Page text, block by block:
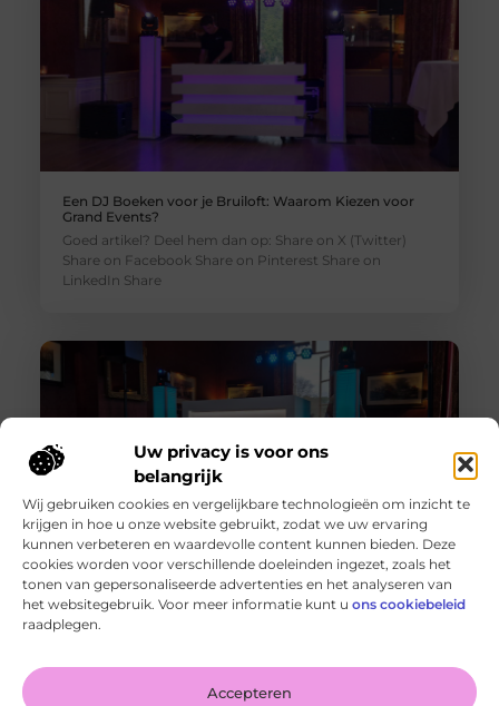
Uw privacy is voor ons
belangrijk
Wij gebruiken cookies en vergelijkbare technologieën om inzicht te
krijgen in hoe u onze website gebruikt, zodat we uw ervaring
kunnen verbeteren en waardevolle content kunnen bieden. Deze
cookies worden voor verschillende doeleinden ingezet, zoals het
tonen van gepersonaliseerde advertenties en het analyseren van
het websitegebruik. Voor meer informatie kunt u ons cookiebeleid
raadplegen.
Accepteren
Een DJ Boeken voor je Bruiloft: Waarom Kiezen voor
Grand Events?
Goed artikel? Deel hem dan op: Share on X (Twitter)
Share on Facebook Share on Pinterest Share on
LinkedIn Share
Een Feest DJ Huren voor je Bedrijfsfeest: De Sleutel tot
Succes
Goed artikel? Deel hem dan op: Share on X (Twitter)
Share on Facebook Share on Pinterest Share on